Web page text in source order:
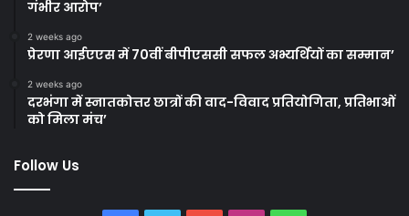
गंभीर आरोप’
2 weeks ago
प्रेरणा आईएएस में 70वीं बीपीएससी सफल अभ्यर्थियों का सम्मान’
2 weeks ago
दरभंगा में स्नातकोत्तर छात्रों की वाद-विवाद प्रतियोगिता, प्रतिभाओं
को मिला मंच’
Follow Us